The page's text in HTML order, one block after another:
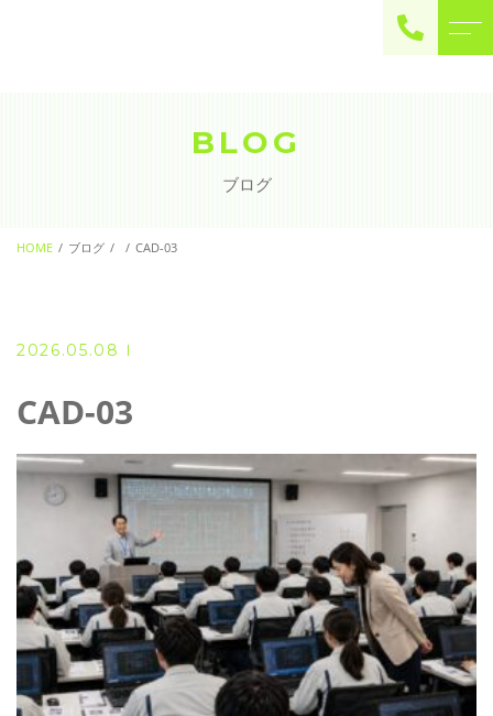
BLOG
ブログ
HOME ブログ CAD-03
2026.05.08
CAD-03